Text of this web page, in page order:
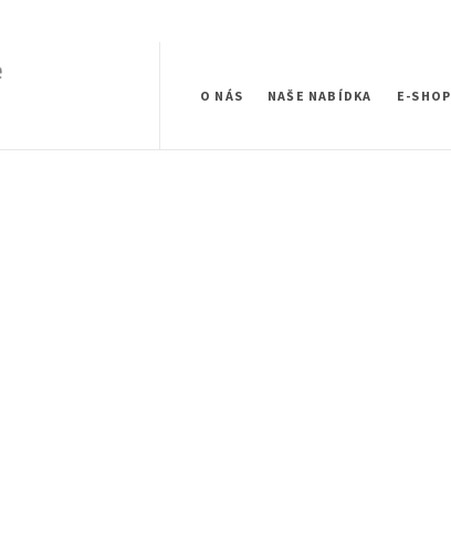
O NÁS NAŠE NABÍDKA E-SHOP